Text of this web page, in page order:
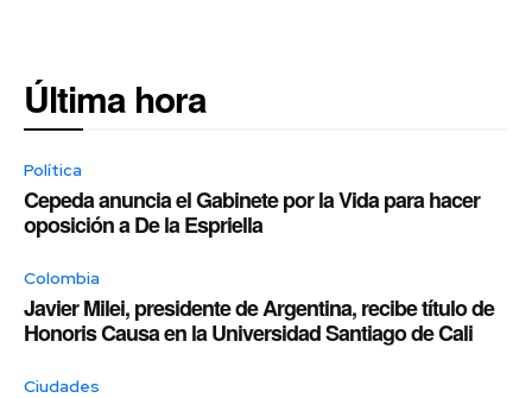
Última hora
Política
Cepeda anuncia el Gabinete por la Vida para hacer
oposición a De la Espriella
Colombia
Javier Milei, presidente de Argentina, recibe título de
Honoris Causa en la Universidad Santiago de Cali
Ciudades